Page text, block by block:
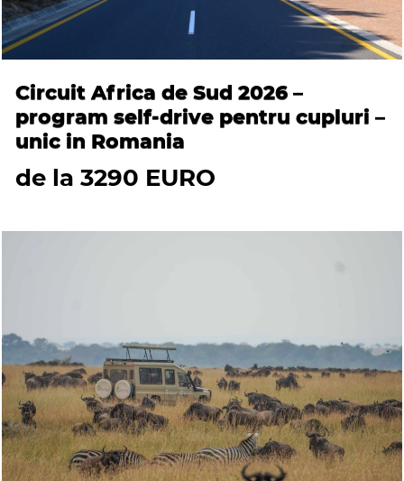
Circuit Africa de Sud 2026 –
program self-drive pentru cupluri –
unic in Romania
de la 3290 EURO